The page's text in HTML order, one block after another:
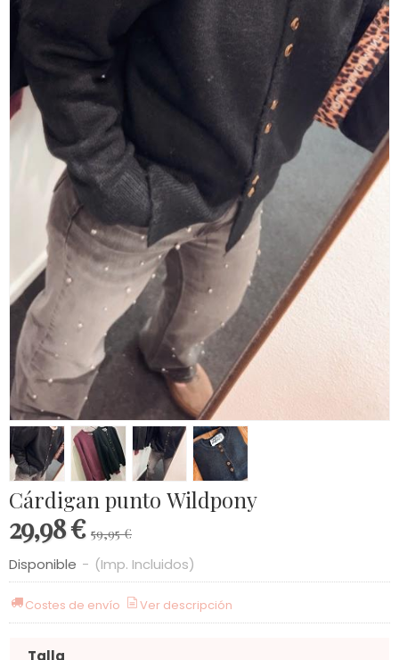
Cárdigan punto Wildpony
29,98 € 59,95 €
Disponible - (Imp. Incluidos)
Costes de envío Ver descripción
Talla